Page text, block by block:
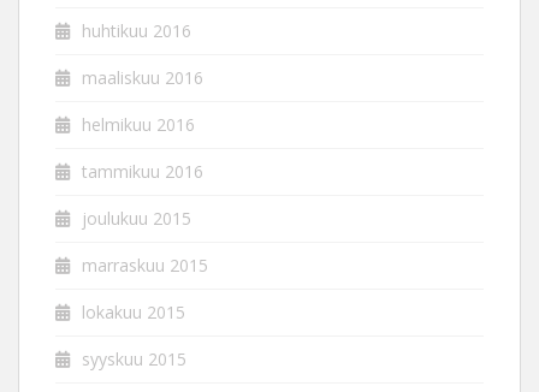
huhtikuu 2016
maaliskuu 2016
helmikuu 2016
tammikuu 2016
joulukuu 2015
marraskuu 2015
lokakuu 2015
syyskuu 2015